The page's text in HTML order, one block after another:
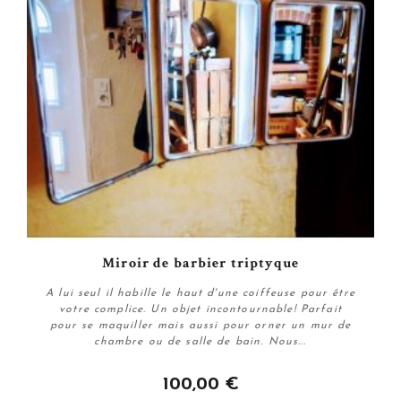
Miroir de barbier triptyque
A lui seul il habille le haut d'une coiffeuse pour être
votre complice. Un objet incontournable! Parfait
pour se maquiller mais aussi pour orner un mur de
chambre ou de salle de bain. Nous...
100,00 €